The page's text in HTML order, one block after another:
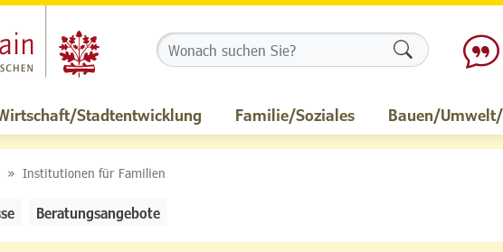
Stadtentwicklung Familie/Soziales Bauen/
Institutionen für Familien
Beratungsangebote